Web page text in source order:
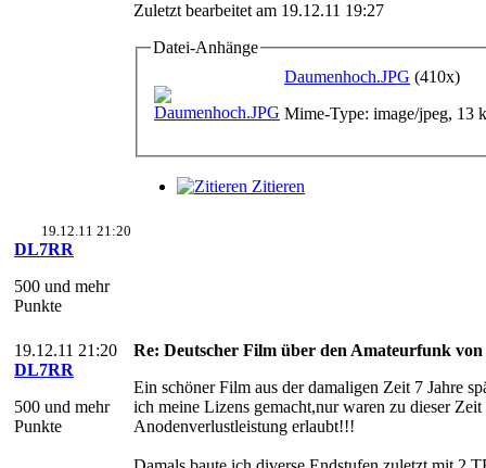
Zuletzt bearbeitet am 19.12.11 19:27
Datei-Anhänge
Daumenhoch.JPG (410x)
Mime-Type: image/jpeg, 13
Zitieren
19.12.11 21:20
DL7RR
500 und mehr
Punkte
19.12.11 21:20
DL7RR
500 und mehr
Punkte
Re: Deutscher Film über den Amateurfunk von
Ein schöner Film aus der damaligen Zeit 7 Jahre
ich meine Lizens gemacht,nur waren zu dieser
Anodenverlustleistung erlaubt!!!